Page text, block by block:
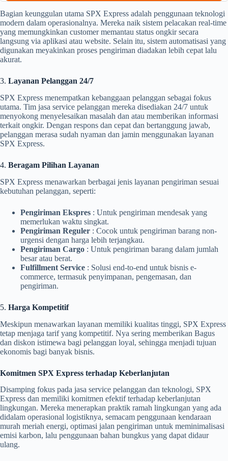
Bagian keunggulan utama SPX Express adalah penggunaan teknologi
modern dalam operasionalnya. Mereka naik sistem pelacakan real-time
yang memungkinkan customer memantau status ongkir secara
langsung via aplikasi atau website. Selain itu, sistem automatisasi yang
digunakan meyakinkan proses pengiriman diadakan lebih cepat lalu
akurat.
3. Layanan Pelanggan 24/7
SPX Express menempatkan kebanggaan pelanggan sebagai fokus
utama. Tim jasa service pelanggan mereka disediakan 24/7 untuk
menyokong menyelesaikan masalah dan atau memberikan informasi
terkait ongkir. Dengan respons dan cepat dan bertanggung jawab,
pelanggan merasa sudah nyaman dan jamin menggunakan layanan
SPX Express.
4. Beragam Pilihan Layanan
SPX Express menawarkan berbagai jenis layanan pengiriman sesuai
kebutuhan pelanggan, seperti:
Pengiriman Ekspres : Untuk pengiriman mendesak yang
memerlukan waktu singkat.
Pengiriman Reguler : Cocok untuk pengiriman barang non-
urgensi dengan harga lebih terjangkau.
Pengiriman Cargo : Untuk pengiriman barang dalam jumlah
besar atau berat.
Fulfillment Service : Solusi end-to-end untuk bisnis e-
commerce, termasuk penyimpanan, pengemasan, dan
pengiriman.
5. Harga Kompetitif
Meskipun menawarkan layanan memiliki kualitas tinggi, SPX Express
tetap menjaga tarif yang kompetitif. Nya sering memberikan Bagus
dan diskon istimewa bagi pelanggan loyal, sehingga menjadi tujuan
ekonomis bagi banyak bisnis.
Komitmen SPX Express terhadap Keberlanjutan
Disamping fokus pada jasa service pelanggan dan teknologi, SPX
Express dan memiliki komitmen efektif terhadap keberlanjutan
lingkungan. Mereka menerapkan praktik ramah lingkungan yang ada
didalam operasional logistiknya, semacam penggunaan kendaraan
murah meriah energi, optimasi jalan pengiriman untuk meminimalisasi
emisi karbon, lalu penggunaan bahan bungkus yang dapat didaur
ulang.